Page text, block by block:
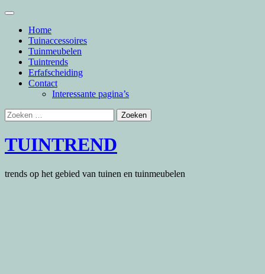
Skip
contentHome
Tuinaccessoires
Tuinmeubelen
Tuintrends
Erfafscheiding
Contact
Interessante pagina’s
Zoeken
naar:
TUINTREND
trends op het gebied van tuinen en tuinmeubelen